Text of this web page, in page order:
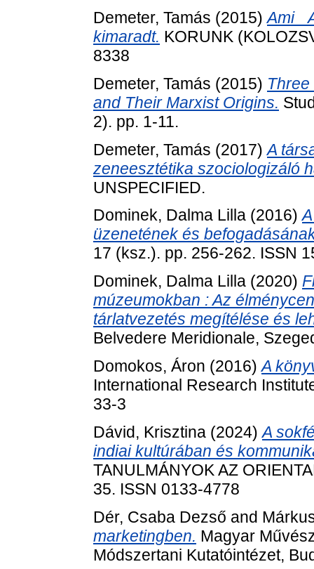
Demeter, Tamás (2015)Ami
kimaradt. KORUNK
8338
Demeter, Tamás (2015)
and Their Marxist Origins.
2). pp. 1-11.
Demeter, Tamás (2017)A
zeneesztétika szociologizáló
UNSPECIFIED.
Dominek, Dalma Lilla (2016)
üzenetének és
17 (ksz.). pp. 256-262. ISSN
Dominek, Dalma Lilla (2020)
múzeumokban : Az
tárlatvezetés megítélése és
Belvedere Meridionale,
Domokos, Áron (2016)A
International Research
33-3
Dávid, Krisztina (2024)A
indiai kultúrában és
TANULMÁNYOK AZ
35. ISSN 0133-4778
Dér, Csaba Dezső and
marketingben. Magyar
Módszertani Kutatóintézet,